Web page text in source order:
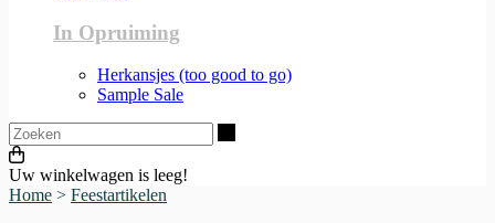
In Opruiming
Herkansjes (too good to go)
Sample Sale
Uw winkelwagen is leeg!
Home > Feestartikelen